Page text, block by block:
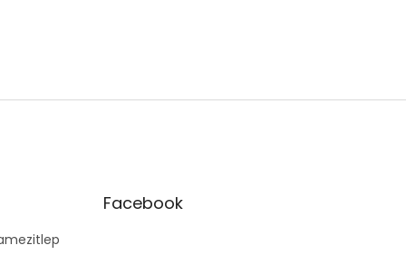
Facebook